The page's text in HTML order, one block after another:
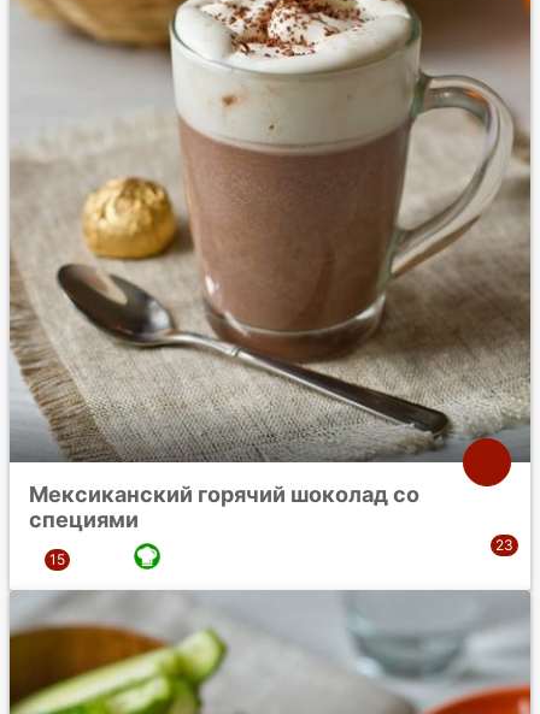
Мексиканский горячий шоколад со
специями